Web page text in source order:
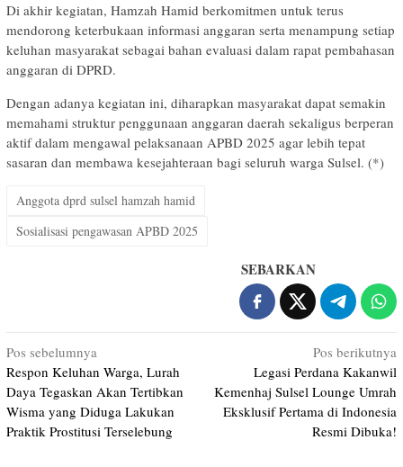
Di akhir kegiatan, Hamzah Hamid berkomitmen untuk terus
mendorong keterbukaan informasi anggaran serta menampung setiap
keluhan masyarakat sebagai bahan evaluasi dalam rapat pembahasan
anggaran di DPRD.
Dengan adanya kegiatan ini, diharapkan masyarakat dapat semakin
memahami struktur penggunaan anggaran daerah sekaligus berperan
aktif dalam mengawal pelaksanaan APBD 2025 agar lebih tepat
sasaran dan membawa kesejahteraan bagi seluruh warga Sulsel. (*)
Anggota dprd sulsel hamzah hamid
Sosialisasi pengawasan APBD 2025
SEBARKAN
Navigasi
pos
Pos sebelumnya
Respon Keluhan Warga, Lurah
Daya Tegaskan Akan Tertibkan
Wisma yang Diduga Lakukan
Praktik Prostitusi Terselebung
Pos berikutnya
Legasi Perdana Kakanwil
Kemenhaj Sulsel Lounge Umrah
Eksklusif Pertama di Indonesia
Resmi Dibuka!